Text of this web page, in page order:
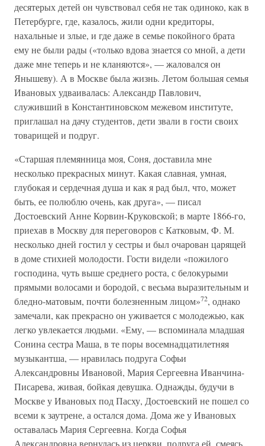
десятерых детей он чувствовал себя не так одиноко, как в
Петербурге, где, казалось, жили одни кредиторы,
нахальные и злые, и где даже в семье покойного брата
ему не были рады («только вдова знается со мной, а дети
даже мне теперь и не кланяются», — жаловался он
Янышеву). А в Москве была жизнь. Летом большая семья
Ивановых удваивалась: Александр Павлович,
служивший в Константиновском межевом институте,
приглашал на дачу студентов, дети звали в гости своих
товарищей и подруг.
«Старшая племянница моя, Соня, доставила мне
несколько прекрасных минут. Какая славная, умная,
глубокая и сердечная душа и как я рад был, что, может
быть, ее полюблю очень, как друга», — писал
Достоевский Анне Корвин-Круковской; в марте 1866-го,
приехав в Москву для переговоров с Катковым, Ф. М.
несколько дней гостил у сестры и был очарован царящей
в доме стихией молодости. Гости видели «пожилого
господина, чуть выше среднего роста, с белокурыми
прямыми волосами и бородой, с весьма выразительным и
бледно-матовым, почти болезненным лицом»72, однако
замечали, как прекрасно он уживается с молодежью, как
легко увлекается людьми. «Ему, — вспоминала младшая
Сонина сестра Маша, в те поры восемнадцатилетняя
музыкантша, — нравилась подруга Софьи
Александровны Ивановой, Мария Сергеевна Иванчина-
Писарева, живая, бойкая девушка. Однажды, будучи в
Москве у Ивановых под Пасху, Достоевский не пошел со
всеми к заутрене, а остался дома. Дома же у Ивановых
оставалась Мария Сергеевна. Когда Софья
Александровна вернулась из церкви, подруга ей, смеясь,